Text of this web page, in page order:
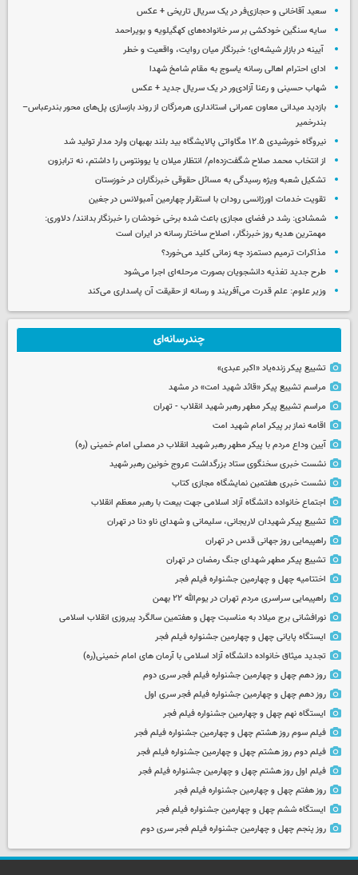
سعید آقاخانی و حجازی‌فر در یک سریال تاریخی + عکس
سایه سنگین خودکشی بر سر خانواده‌های کهگیلویه و بویراحمد
آیینه در بازار شیشه‌ای؛ خبرنگار میان روایت، واقعیت و خطر
ادای احترام اهالی رسانه یاسوج به مقام شامخ شهدا
شهاب حسینی و رعنا آزادی‌ور در یک سریال جدید + عکس
بازدید میدانی معاون عمرانی استانداری هرمزگان از روند بازسازی پل‌های محور بندرعباس–
بندرخمیر
نیروگاه خورشیدی ۱۲.۵ مگاواتی پالایشگاه بید بلند بهبهان وارد مدار تولید شد
از انتخاب محمد صلاح شگفت‌زده‌ام/ انتظار میلان یا یوونتوس را داشتم، نه ترابزون
تشکیل شعبه ویژه رسیدگی به مسائل حقوقی خبرنگاران در خوزستان
تقویت خدمات اورژانسی رودان با استقرار چهارمین آمبولانس در جغین
شمشادی: رشد در فضای مجازی باعث شده برخی خودشان را خبرنگار بدانند/ دلاوری:
مهمترین هدیه‌ روز خبرنگار، اصلاح ساختار رسانه در ایران است
مذاکرات ترمیم دستمزد چه زمانی کلید می‌خورد؟
طرح جدید تغذیه دانشجویان بصورت مرحله‌ای اجرا می‌شود
وزیر علوم: علم قدرت می‌آفریند و رسانه از حقیقت آن پاسداری می‌کند
چندرسانه‌ای
تشییع پیکر زنده‌یاد «اکبر عبدی»
مراسم تشییع پیکر «قائد شهید امت» در مشهد
مراسم تشییع پیکر مطهر رهبر شهید انقلاب - تهران
اقامه نماز بر پیکر امام شهید امت
آیین وداع مردم با پیکر مطهر رهبر شهید انقلاب در مصلی امام خمینی (ره)
نشست خبری سخنگوی ستاد بزرگداشت عروج خونین رهبر شهید
نشست خبری هفتمین نمایشگاه مجازی کتاب
اجتماع خانواده دانشگاه آزاد اسلامی جهت بیعت با رهبر معظم انقلاب
تشییع پیکر شهیدان لاریجانی، سلیمانی و شهدای ناو دنا در تهران
راهپیمایی روز جهانی قدس در تهران
تشییع پیکر مطهر شهدای جنگ رمضان در تهران
اختتامیه چهل و چهارمین جشنواره فیلم فجر
راهپیمایی سراسری مردم تهران در یوم‌الله ۲۲ بهمن
نورافشانی برج میلاد به مناسبت چهل‌ و هفتمین سالگرد پیروزی انقلاب اسلامی
ایستگاه پایانی چهل و چهارمین جشنواره فیلم فجر
تجدید میثاق خانواده دانشگاه آزاد اسلامی با آرمان های امام خمینی(ره)
روز دهم چهل و چهارمین جشنواره فیلم فجر سری دوم
روز دهم چهل و چهارمین جشنواره فیلم فجر سری اول
ایستگاه نهم چهل و چهارمین جشنواره فیلم فجر
فیلم سوم روز هشتم چهل و چهارمین جشنواره فیلم فجر
فیلم دوم روز هشتم چهل و چهارمین جشنواره فیلم فجر
فیلم اول روز هشتم چهل و چهارمین جشنواره فیلم فجر
روز هفتم چهل و چهارمین جشنواره فیلم فجر
ایستگاه ششم چهل و چهارمین جشنواره فیلم فجر
روز پنجم چهل و چهارمین جشنواره فیلم فجر سری دوم